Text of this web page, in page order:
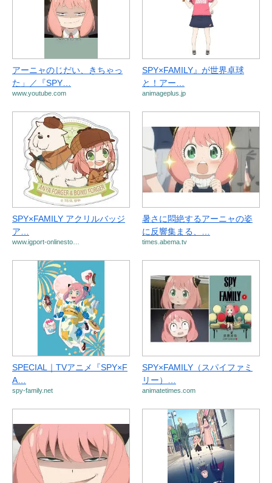
アーニャのじだい、きちゃっ
た」／『SPY…
www.youtube.com
SPY×FAMILY』が世界卓球
と！アー…
animageplus.jp
SPY×FAMILY アクリルバッジ
ア…
www.igport-onlinesto…
暑さに悶絶するアーニャの姿
に反響集まる、…
times.abema.tv
SPECIAL｜TVアニメ『SPY×F
A…
spy-family.net
SPY×FAMILY（スパイファミ
リー）…
animatetimes.com